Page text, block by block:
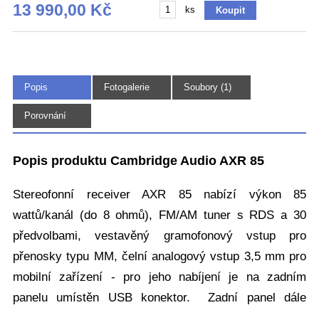
13 990,00 Kč ks
Popis Fotogalerie Soubory (1)
Porovnání
Popis produktu Cambridge Audio AXR 85
Stereofonní receiver AXR 85 nabízí výkon 85
wattů/kanál (do 8 ohmů), FM/AM tuner s RDS a 30
předvolbami, vestavěný gramofonový vstup pro
přenosky typu MM, čelní analogový vstup 3,5 mm pro
mobilní zařízení - pro jeho nabíjení je na zadním
panelu umístěn USB konektor. Zadní panel dále